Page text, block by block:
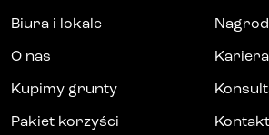
Biura i lokale
O nas
Kupimy grunty
Pakiet korzyści
Kariera
Kontakt